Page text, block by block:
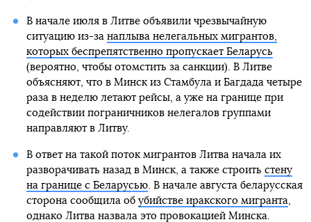
В начале июля в Литве объявили чрезвычайную
ситуацию из-за наплыва нелегальных мигрантов,
которых беспрепятственно пропускает Беларусь
(вероятно, чтобы отомстить за санкции). В Литве
объясняют, что в Минск из Стамбула и Багдада четыре
раза в неделю летают рейсы, а уже на границе при
содействии пограничников нелегалов группами
направляют в Литву.
В ответ на такой поток мигрантов Литва начала их
разворачивать назад в Минск, а также строить стену
на границе с Беларусью. В начале августа беларусская
сторона сообщила об убийстве иракского мигранта
однако Литва назвала это провокацией Минска.